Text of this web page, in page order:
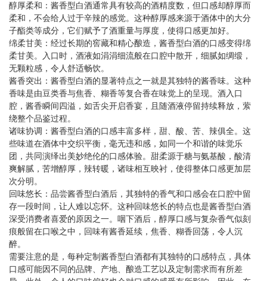
醇厚柔和：酱香型白酒通常具有较高的酒精度数，但口感却醇厚而
柔和，不会给人过于辛辣的感觉。这种醇厚感来源于酒体中的大分
子酯类等成分，它们赋予了酒重量与厚度，使得口感更加好。
绵柔甘美：经过长期的窖藏和精心酿造，酱香型白酒的口感变得绵
柔甘美。入口时，酒液如涓涓细流般在口腔中散开，细腻如绸缎，
无颗粒感，令人舒适畅饮。
酱香突出：酱香型白酒的显著特点之一就是其独特的酱香味。这种
香味是由豆类香与焦香、糊香等复合香在味觉上的呈现。酒入口
腔，酱香瞬间四溢，如舌尖开启香宴，且随酒液停留持续释放，萦
绕整个品鉴过程。
诸味协调：酱香型白酒的口感丰富多样，甜、酸、苦、辣俱全。这
些味道在酒体中交织平衡，毫无违和感，如同一个和谐的味觉乐
团，共同演绎出美妙绝伦的口感体验。甜柔源于糖与氨基酸，酸清
爽解腻，苦增醇厚，辣转暖，诸味相互映衬，使得整体口感更加层
次分明。
回味悠长：品尝酱香型白酒后，其独特的香气和口感会在口腔中留
存一段时间，让人难以忘怀。这种回味悠长的特点也是酱香型白酒
深受消费者喜爱的原因之一。咽下酒后，醇厚口感与复杂香气似刻
痕般留在口喉之中，回味有酱香延续，焦香、糊香回荡，令人沉
醉。
需要注意的是，每种定制酱香型白酒都有其独特的口感特点，具体
口感可能因不同的品牌、产地、酿造工艺以及定制需求而有所差